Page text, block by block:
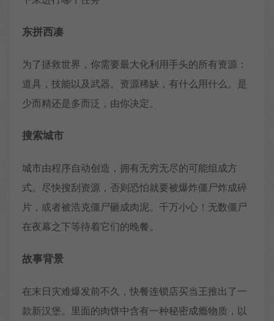
东拼西凑
为了拯救世界，你需要最大化利用手头的所有资源：
道具，技能以及武器。资源稀缺，有什么用什么。是
少而精还是多而泛，由你决定。
搜索城市
城市由程序自动创造，拥有无穷无尽的可能组成方
式。尽快搜刮资源，否则恐怕就要被爆炸僵尸炸成碎
片，或者被浩克僵尸砸成肉泥。千万小心！无数僵尸
在夜幕之下等待着它们的晚餐。
故事背景
在末日灾难爆发前不久，快餐连锁店买当王推出了一
款新汉堡。里面的肉饼中含有一种秘密成瘾物质，以